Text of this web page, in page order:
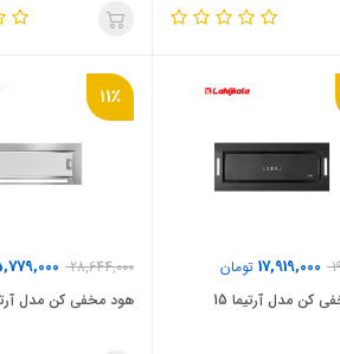
17,919,000 تومان
کن مدل آرتیما 15
11٪
28,644,000
هود مخفی کن مدل